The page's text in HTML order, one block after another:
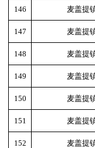
146 麦盖提
147 麦盖提
148 麦盖提
149 麦盖提
150 麦盖提
151 麦盖提
152 麦盖提